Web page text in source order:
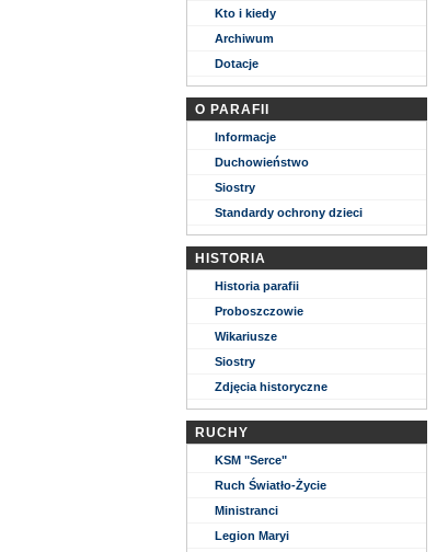
Kto i kiedy
Archiwum
Dotacje
O PARAFII
Informacje
Duchowieństwo
Siostry
Standardy ochrony dzieci
HISTORIA
Historia parafii
Proboszczowie
Wikariusze
Siostry
Zdjęcia historyczne
RUCHY
KSM "Serce"
Ruch Światło-Życie
Ministranci
Legion Maryi